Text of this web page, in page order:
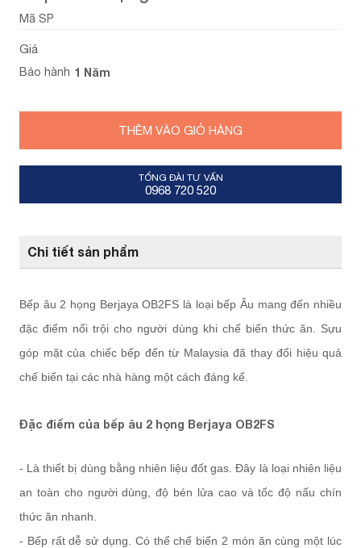
Mã SP
Giá
Bảo hành 1 Năm
THÊM VÀO GIỎ HÀNG
TỔNG ĐÀI TƯ VẤN
0968 720 520
Chi tiết sản phẩm
Bếp âu 2 họng Berjaya OB2FS là loại bếp Âu mang đến nhiều
đặc điểm nổi trội cho người dùng khi chế biến thức ăn. Sựu
góp mặt của chiếc bếp đến từ Malaysia đã thay đổi hiệu quả
chế biến tại các nhà hàng một cách đáng kể.
Đặc điểm của bếp âu 2 họng Berjaya OB2FS
- Là thiết bị dùng bằng nhiên liệu đốt gas. Đây là loại nhiên liệu
an toàn cho người dùng, độ bén lửa cao và tốc độ nấu chín
thức ăn nhanh.
- Bếp rất dễ sử dụng. Có thể chế biến 2 món ăn cùng một lúc